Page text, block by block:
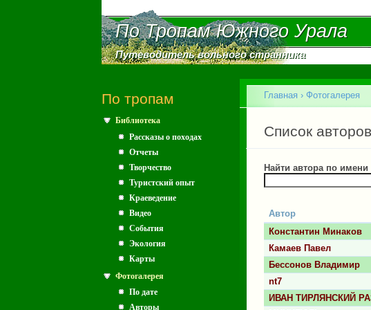
По Тропам Южного Урала
По Тропам Южного Урала
Путеводитель вольного странника
Путеводитель вольного странника
По тропам
Библиотека
Рассказы о походах
Отчеты
Творчество
Туристский опыт
Краеведение
Видео
События
Экология
Карты
Фотогалерея
По дате
Авторы
Вы здесь
Главная › Фотогалерея
Список
Главные
Найти автора по имени
Автор
Константин Минаков
Камаев Павел
Бессонов Владимир
nt7
ИВАН ТИРЛЯНСКИЙ